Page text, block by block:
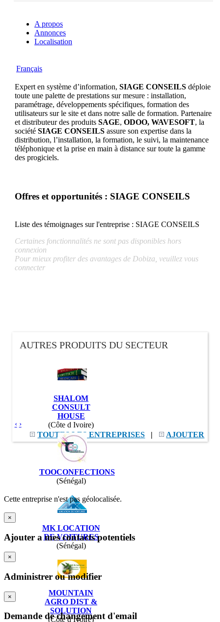
A propos
Annonces
Localisation
Français
Expert en système d’information, SIAGE CONSEILS déploie
toute une palette de prestations sur mesure : installation,
paramétrage, développements spécifiques, formation des
utilisateurs sur le site et dans notre salle de formation. Partenaire
et distributeur des produits SAGE, ODOO, WAVESOFT, la
société SIAGE CONSEILS assure son expertise dans la
distribution, l’installation, la formation, le suivi, la maintenance
téléphonique et la prise en main à distance sur toute la gamme
des progiciels.
Offres et opportunités : SIAGE CONSEILS
Liste des témoignages sur l'entreprise : SIAGE CONSEILS
Certaines fonctionnalités ne sont pas disponibles hors
connexion
Pour mieux profiter des avantages de Dobiza, veuillez vous
connecter
AUTRES PRODUITS DU SECTEUR
SHALOM
CONSULT
HOUSE
(Côte d Ivoire)
TOOCONFECTIONS
(Sénégal)
MK LOCATION
DE VOITURES
(Sénégal)
MOUNTAIN
AGRO DIST &
SOLUTION
(Côte d Ivoire)
TOUTES LES ENTREPRISES | AJOUTER
‹ ›
Cette entreprise n'est pas géolocalisée.
×
Ajouter a mes contacts potentiels
×
Administrer ou modifier
×
Demande de changement d'email